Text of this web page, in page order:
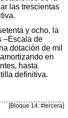
las trescientas
y ocho, la
–Escala de
dotación de mil
en
hasta
definitiva.
[Bloque 14: #tercera]